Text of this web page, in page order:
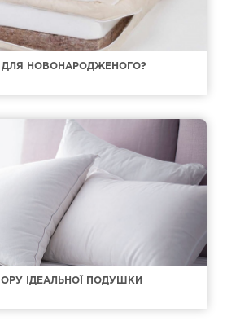
НОВОНАРОДЖЕНОГО?
ІДЕАЛЬНОЇ ПОДУШКИ